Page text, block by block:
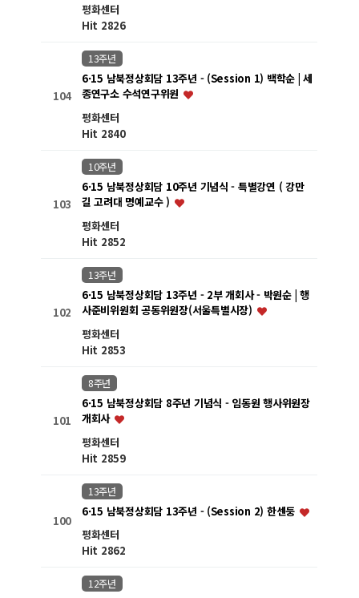
평화센터
Hit 2826
104
13주년
6·15 남북정상회담 13주년 - (Session 1) 백학순 | 세
종연구소 수석연구위원
평화센터
Hit 2840
103
10주년
6·15 남북정상회담 10주년 기념식 - 특별강연 ( 강만
길 고려대 명예교수 )
평화센터
Hit 2852
102
13주년
6·15 남북정상회담 13주년 - 2부 개회사 - 박원순 | 행
사준비위원회 공동위원장(서울특별시장)
평화센터
Hit 2853
101
8주년
6·15 남북정상회담 8주년 기념식 - 임동원 행사위원장
개회사
평화센터
Hit 2859
100
13주년
6·15 남북정상회담 13주년 - (Session 2) 한센둥
평화센터
Hit 2862
12주년